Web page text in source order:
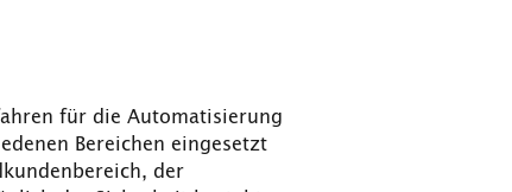
für die Automatisierung
Bereichen eingesetzt
der